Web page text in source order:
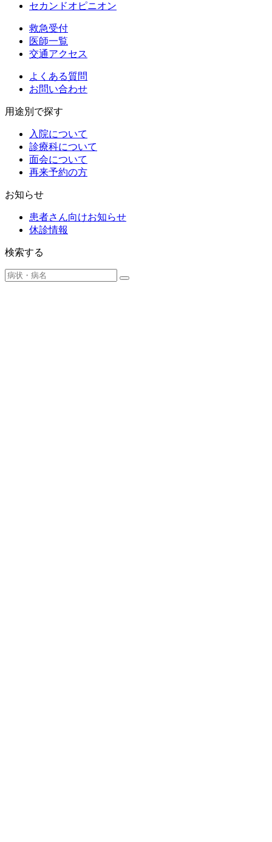
セカンドオピニオン
救急受付
医師一覧
交通アクセス
よくある質問
お問い合わせ
用途別で探す
入院について
診療科について
面会について
再来予約の方
お知らせ
患者さん向けお知らせ
休診情報
検索する